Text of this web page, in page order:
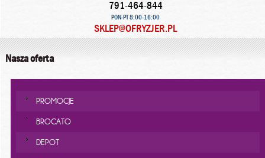
791-464-844
PON-PT 8:00-16:00
SKLEP@OFRYZJER.PL
Nasza oferta
PROMOCJE
BROCATO
DEPOT